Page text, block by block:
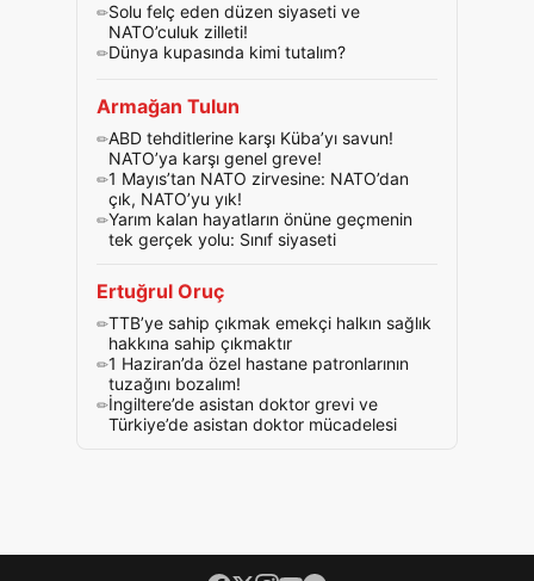
Solu felç eden düzen siyaseti ve
NATO’culuk zilleti!
Dünya kupasında kimi tutalım?
Armağan Tulun
ABD tehditlerine karşı Küba’yı savun!
NATO’ya karşı genel greve!
1 Mayıs’tan NATO zirvesine: NATO’dan
çık, NATO’yu yık!
Yarım kalan hayatların önüne geçmenin
tek gerçek yolu: Sınıf siyaseti
Ertuğrul Oruç
TTB’ye sahip çıkmak emekçi halkın sağlık
hakkına sahip çıkmaktır
1 Haziran’da özel hastane patronlarının
tuzağını bozalım!
İngiltere’de asistan doktor grevi ve
Türkiye’de asistan doktor mücadelesi